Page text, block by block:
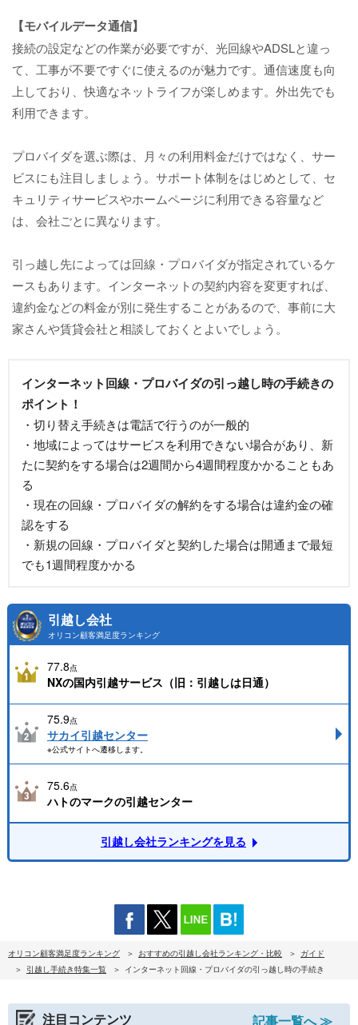
【モバイルデータ通信】
接続の設定などの作業が必要ですが、光回線やADSLと違っ
て、工事が不要ですぐに使えるのが魅力です。通信速度も向
上しており、快適なネットライフが楽しめます。外出先でも
利用できます。
プロバイダを選ぶ際は、月々の利用料金だけではなく、サー
ビスにも注目しましょう。サポート体制をはじめとして、セ
キュリティサービスやホームページに利用できる容量など
は、会社ごとに異なります。
引っ越し先によっては回線・プロバイダが指定されているケ
ースもあります。インターネットの契約内容を変更すれば、
違約金などの料金が別に発生することがあるので、事前に大
家さんや賃貸会社と相談しておくとよいでしょう。
インターネット回線・プロバイダの引っ越し時の手続きの
ポイント！
・切り替え手続きは電話で行うのが一般的
・地域によってはサービスを利用できない場合があり、新
たに契約をする場合は2週間から4週間程度かかることもあ
る
・現在の回線・プロバイダの解約をする場合は違約金の確
認をする
・新規の回線・プロバイダと契約した場合は開通まで最短
でも1週間程度かかる
引越し会社
オリコン顧客満足度ランキング
77.8点
NXの国内引越サービス（旧：引越しは日通）
75.9点
サカイ引越センター
※公式サイトへ遷移します。
75.6点
ハトのマークの引越センター
引越し会社ランキングを見る
オリコン顧客満足度ランキング おすすめの引越し会社ランキング・比較
ガイド
引越し手続き特集一覧
インターネット回線・プロバイダの引っ越し時の手続き
注目コンテンツ
記事一覧へ ≫